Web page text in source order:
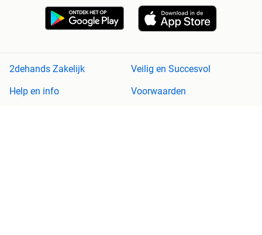
2dehands Zakelijk
Veilig en Succesvol
Help en info
Voorwaarden